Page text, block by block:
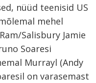
nüüd teenisid US
mehel
Salisbury Jamie
Soaresi
Murrayl (Andy
on varasemast